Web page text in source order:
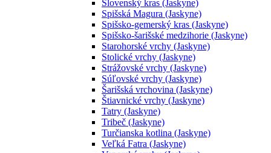
Slovenský kras (Jaskyne)
Spišská Magura (Jaskyne)
Spišsko-gemerský kras (Jaskyne)
Spišsko-šarišské medzihorie (Jaskyne)
Starohorské vrchy (Jaskyne)
Stolické vrchy (Jaskyne)
Strážovské vrchy (Jaskyne)
Súľovské vrchy (Jaskyne)
Šarišská vrchovina (Jaskyne)
Štiavnické vrchy (Jaskyne)
Tatry (Jaskyne)
Tribeč (Jaskyne)
Turčianska kotlina (Jaskyne)
Veľká Fatra (Jaskyne)